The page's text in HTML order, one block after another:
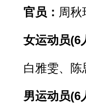
官员： 周秋
女运动员(6
白雅雯、陈思
男运动员(6